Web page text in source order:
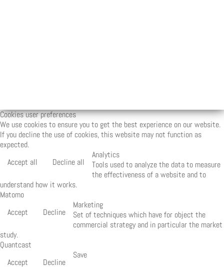
Cookies user preferences
We use cookies to ensure you to get the best experience on our website.
If you decline the use of cookies, this website may not function as
expected.
Accept all
Decline all
Analytics
Tools used to analyze the data to measure
the effectiveness of a website and to
understand how it works.
Matomo
Accept
Decline
Marketing
Set of techniques which have for object the
commercial strategy and in particular the market
study.
Quantcast
Accept
Decline
Save